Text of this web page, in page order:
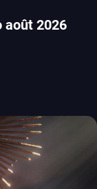
août 2026